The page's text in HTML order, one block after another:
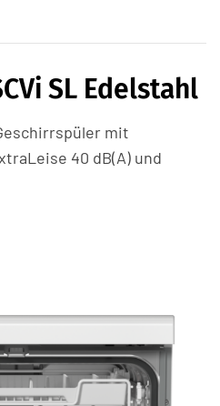
SL Edelstahl
mit
40 dB(A) und